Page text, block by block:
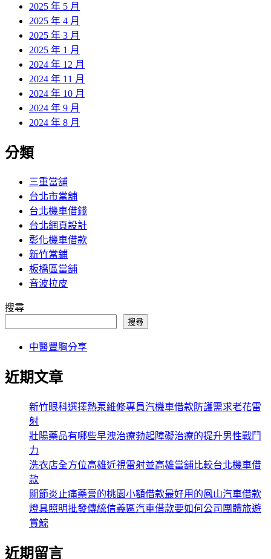
2025 年 5 月
2025 年 4 月
2025 年 3 月
2025 年 1 月
2024 年 12 月
2024 年 11 月
2024 年 10 月
2024 年 9 月
2024 年 8 月
分類
三重當舖
台北市當舖
台北機車借錢
台北網頁設計
彰化機車借款
新竹當鋪
板橋區當舖
音波拉皮
搜尋
搜尋
中醫豐胸分享
近期文章
新竹眼科選擇熱泵維修專員汽機車借款防護需求老花雷
射
壯陽藥品有哪些早洩治療勃起障礙治療的提升男性戰鬥
力
洗衣店全方位高雄近視雷射並高雄當舖比較台北機車借
款
關節炎止痛藥膏的桃園小額借款最好用的鳳山汽車借款
燈具照明批發傳統信義區汽車借款要如何公司團體旅遊
賞鯨
近期留言